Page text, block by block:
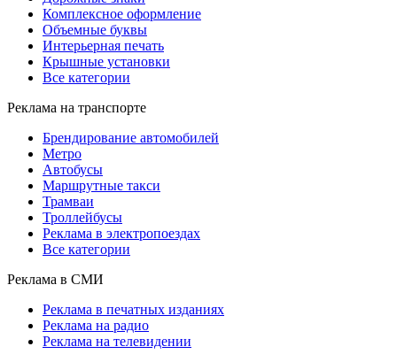
Комплексное оформление
Объемные буквы
Интерьерная печать
Крышные установки
Все категории
Реклама на транспорте
Брендирование автомобилей
Метро
Автобусы
Маршрутные такси
Трамваи
Троллейбусы
Реклама в электропоездах
Все категории
Реклама в СМИ
Реклама в печатных изданиях
Реклама на радио
Реклама на телевидении